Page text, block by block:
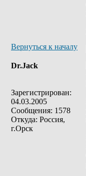
Вернуться к началу
Dr.Jack
Зарегистрирован:
04.03.2005
Сообщения: 1578
Откуда: Россия,
г.Орск